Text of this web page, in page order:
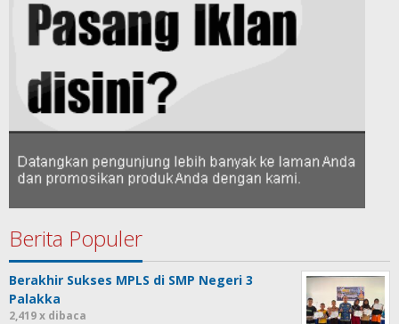
Berita Populer
Berakhir Sukses MPLS di SMP Negeri 3
Palakka
2,419 x dibaca